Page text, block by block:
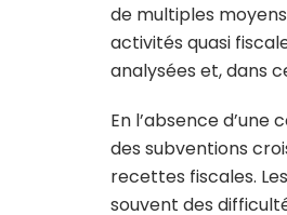
de multiples
activités quasi
analysées et, dans
En l’absence
des subventions
recettes fiscales.
souvent des